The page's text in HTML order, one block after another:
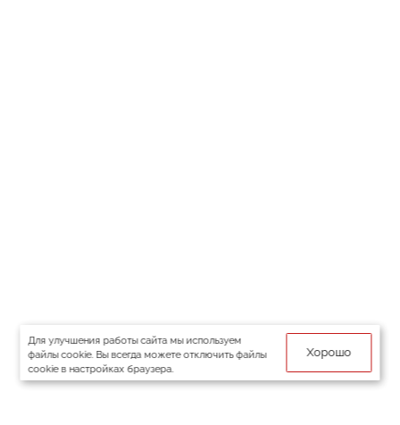
Для улучшения работы сайта мы используем
файлы cookie. Вы всегда можете отключить файлы
cookie в настройках браузера.
Хорошо